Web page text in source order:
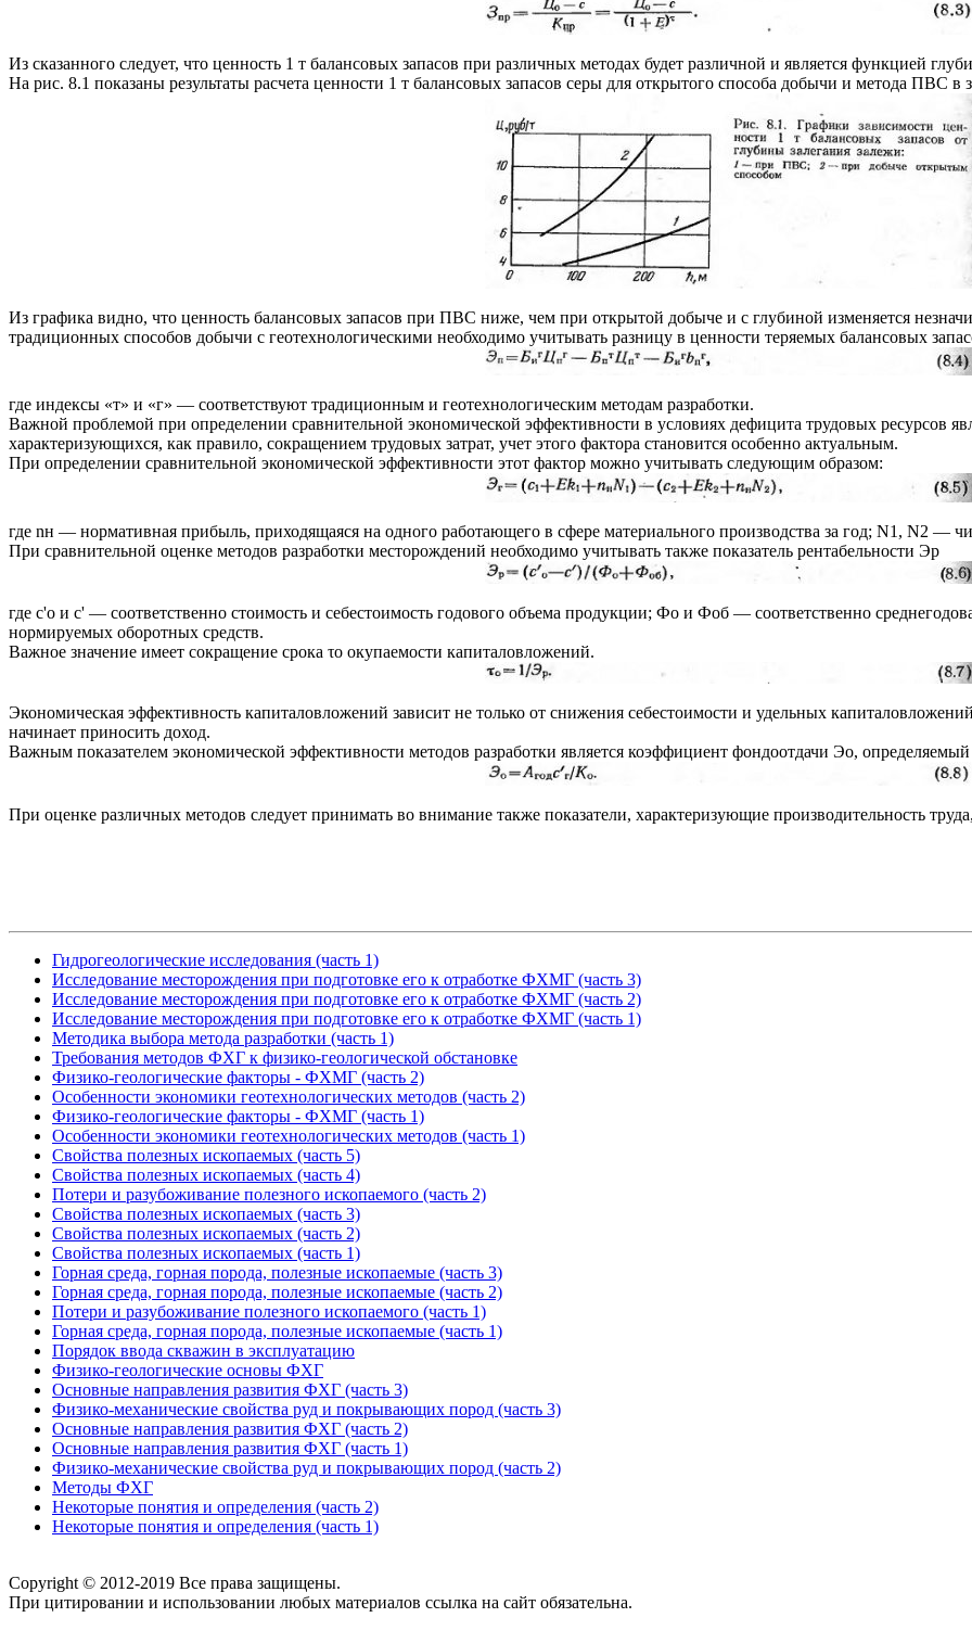
Из сказанного следует, что ценность 1 т балансовых запасов при различных методах будет различной и является функцией
На рис. 8.1 показаны результаты расчета ценности 1 т балансовых запасов серы для открытого способа добычи и метода ПВС в
Из графика видно, что ценность балансовых запасов при ПВС ниже, чем при открытой добыче и с глубиной изменяется
традиционных способов добычи с геотехнологическими необходимо учитывать разницу в ценности теряемых балансовых
где индексы «т» и «г» — соответствуют традиционным и геотехнологическим методам разработки.
Важной проблемой при определении сравнительной экономической эффективности в условиях дефицита трудовых ресурсов
характеризующихся, как правило, сокращением трудовых затрат, учет этого фактора становится особенно актуальным.
При определении сравнительной экономической эффективности этот фактор можно учитывать следующим образом:
где nн — нормативная прибыль, приходящаяся на одного работающего в сфере материального производства за год; N1, N2 —
При сравнительной оценке методов разработки месторождений необходимо учитывать также показатель рентабельности Эр
где с'о и с' — соответственно стоимость и себестоимость годового объема продукции; Фо и Фоб — соответственно
нормируемых оборотных средств.
Важное значение имеет сокращение срока τо окупаемости капиталовложений.
Экономическая эффективность капиталовложений зависит не только от снижения себестоимости и удельных
начинает приносить доход.
Важным показателем экономической эффективности методов разработки является коэффициент фондоотдачи Эо,
При оценке различных методов следует принимать во внимание также показатели, характеризующие производительность
Гидрогеологические исследования (часть 1)
Исследование месторождения при подготовке его к отработке ФХМГ (часть 3)
Исследование месторождения при подготовке его к отработке ФХМГ (часть 2)
Исследование месторождения при подготовке его к отработке ФХМГ (часть 1)
Методика выбора метода разработки (часть 1)
Требования методов ФХГ к физико-геологической обстановке
Физико-геологические факторы - ФХМГ (часть 2)
Особенности экономики геотехнологических методов (часть 2)
Физико-геологические факторы - ФХМГ (часть 1)
Особенности экономики геотехнологических методов (часть 1)
Свойства полезных ископаемых (часть 5)
Свойства полезных ископаемых (часть 4)
Потери и разубоживание полезного ископаемого (часть 2)
Свойства полезных ископаемых (часть 3)
Свойства полезных ископаемых (часть 2)
Свойства полезных ископаемых (часть 1)
Горная среда, горная порода, полезные ископаемые (часть 3)
Горная среда, горная порода, полезные ископаемые (часть 2)
Потери и разубоживание полезного ископаемого (часть 1)
Горная среда, горная порода, полезные ископаемые (часть 1)
Порядок ввода скважин в эксплуатацию
Физико-геологические основы ФХГ
Основные направления развития ФХГ (часть 3)
Физико-механические свойства руд и покрывающих пород (часть 3)
Основные направления развития ФХГ (часть 2)
Основные направления развития ФХГ (часть 1)
Физико-механические свойства руд и покрывающих пород (часть 2)
Методы ФХГ
Некоторые понятия и определения (часть 2)
Некоторые понятия и определения (часть 1)
Copyright © 2012-2019 Все права защищены.
При цитировании и использовании любых материалов ссылка на сайт обязательна.